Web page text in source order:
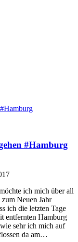
#Hamburg
ich mich über all
Neuen Jahr
ich die letzten Tage
entfernten Hamburg
sehr ich mich auf
da am…